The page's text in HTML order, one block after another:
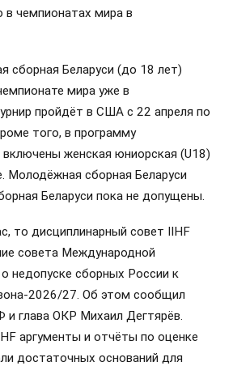
в чемпионатах мира в
сборная Беларуси (до 18 лет)
мира уже в
пройдёт в США с 22 апреля по
того, в программу
женская юниорская (U18)
Молодёжная сборная Беларуси
Беларуси пока не допущены.
то дисциплинарный совет IIHF
совета Международной
недопуске сборных России к
27. Об этом сообщил
и глава ОКР Михаил Дегтярёв.
аргументы и отчёты по оценке
достаточных оснований для